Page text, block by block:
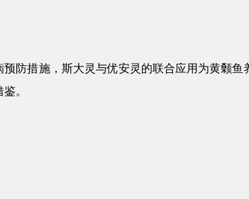
防措施， 斯大灵与优安灵 的联合应用为黄颡鱼
。